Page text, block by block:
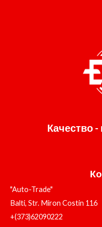
Качество
"Auto-Trade"
Balti, Str. Miron Costin 116
+(373)62090222